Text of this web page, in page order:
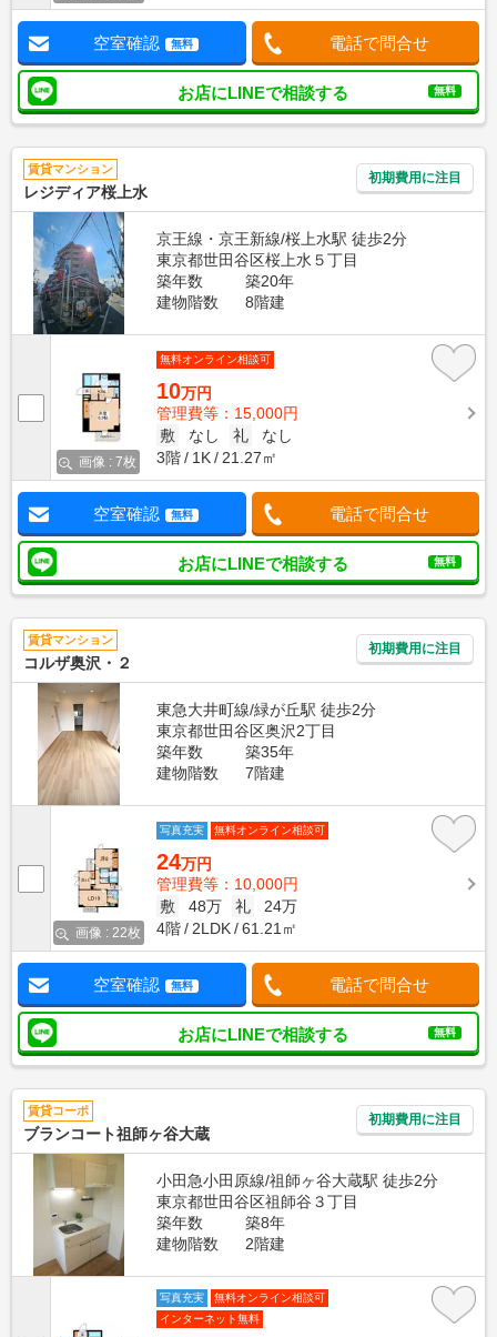
空室確認 無料 電話で問合せ
お店にLINEで相談する 無料
賃貸マンション
レジディア桜上水
初期費用に注目
京王線・京王新線/桜上水駅 徒歩2分
東京都世田谷区桜上水５丁目
築年数
築20年
建物階数
8階建
画像 : 7枚
無料オンライン相談可
10万円
管理費等：15,000円
敷
なし 礼
なし
3階
1K 21.27㎡
空室確認 無料 電話で問合せ
お店にLINEで相談する 無料
賃貸マンション
コルザ奥沢・２
初期費用に注目
東急大井町線/緑が丘駅 徒歩2分
東京都世田谷区奥沢2丁目
築年数
築35年
建物階数
7階建
画像 : 22枚
写真充実 無料オンライン相談可
24万円
管理費等：10,000円
敷
48万 礼
24万
4階
2LDK 61.21㎡
空室確認 無料 電話で問合せ
お店にLINEで相談する 無料
賃貸コーポ
ブランコート祖師ヶ谷大蔵
初期費用に注目
小田急小田原線/祖師ヶ谷大蔵駅 徒歩2分
東京都世田谷区祖師谷３丁目
築年数
築8年
建物階数
2階建
写真充実
無料オンライン相談可
インターネット無料